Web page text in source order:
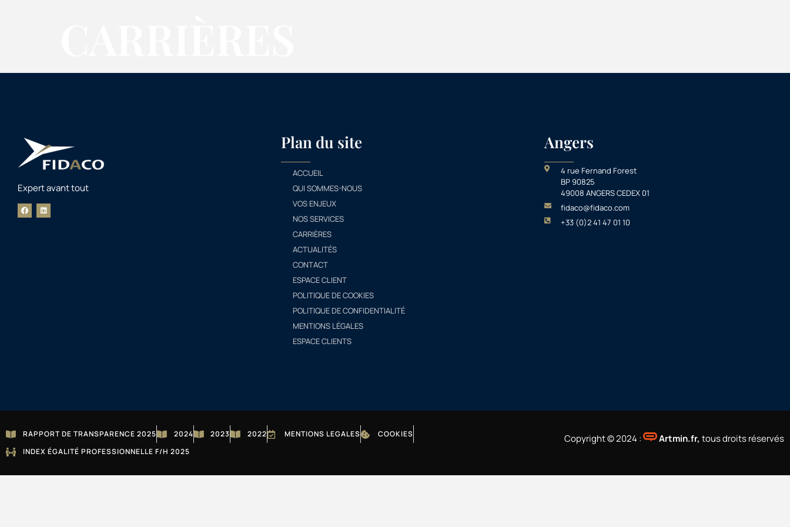
Expert avant tout
Plan du site
ACCUEIL
QUI SOMMES-NOUS
VOS ENJEUX
NOS SERVICES
CARRIÈRES
ACTUALITÉS
CONTACT
ESPACE CLIENT
POLITIQUE DE COOKIES
POLITIQUE DE CONFIDENTIALITÉ
MENTIONS LÉGALES
ESPACE CLIENTS
Angers
4 rue Fernand Forest
BP 90825
49008 ANGERS CEDEX 01
fidaco@fidaco.com
+33 (0)2 41 47 01 10
RAPPORT DE TRANSPARENCE 2025 2024 2023 2022 MENTIONS LEGALES
COOKIES
INDEX ÉGALITÉ PROFESSIONNELLE F/H 2025
Copyright © 2024 : Artmin.fr, tous droits réservés